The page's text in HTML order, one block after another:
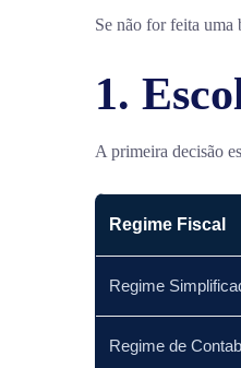
Se não for feita uma
1.
A primeira decisão
Regime Fiscal
Regime
Regime de